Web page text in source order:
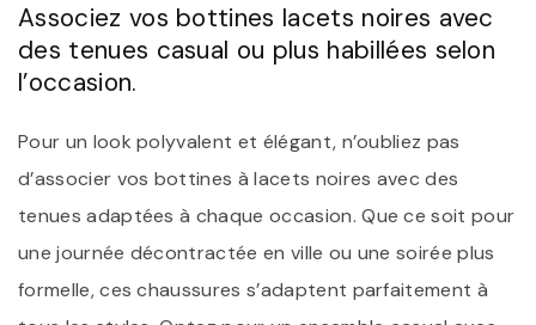
Associez vos bottines lacets noires avec
des tenues casual ou plus habillées selon
l’occasion.
Pour un look polyvalent et élégant, n’oubliez pas
d’associer vos bottines à lacets noires avec des
tenues adaptées à chaque occasion. Que ce soit pour
une journée décontractée en ville ou une soirée plus
formelle, ces chaussures s’adaptent parfaitement à